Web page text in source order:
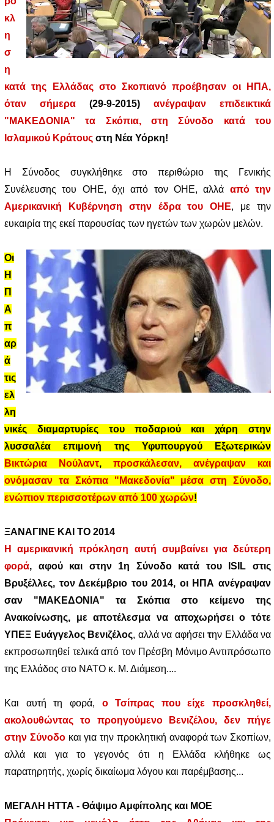
κλ
η
σ
η
κατά της Ελλάδας στο Σκοπιανό προέβησαν οι ΗΠΑ,
όταν σήμερα (29-9-2015) ανέγραψαν επιδεικτικά
"ΜΑΚΕΔΟΝΙΑ" τα Σκόπια, στη Σύνοδο κατά του
Ισλαμικού Κράτους στη Νέα Υόρκη!
Η Σύνοδος συγκλήθηκε στο περιθώριο της Γενικής
Συνέλευσης του ΟΗΕ, όχι από τον ΟΗΕ, αλλά από την
Αμερικανική Κυβέρνηση στην έδρα του ΟΗΕ, με την
ευκαιρία της εκεί παρουσίας των ηγετών των χωρών μελών.
Οι
Η
Π
Α
π
αρ
ά
τις
ελ
λη
νικές διαμαρτυρίες του ποδαριού και χάρη στην
λυσσαλέα επιμονή της Υφυπουργού Εξωτερικών
Βικτώρια Νούλαντ, προσκάλεσαν, ανέγραψαν και
ονόμασαν τα Σκόπια "Μακεδονία" μέσα στη Σύνοδο,
ενώπιον περισσοτέρων από 100 χωρών!
ΞΑΝΑΓΙΝΕ ΚΑΙ ΤΟ 2014
Η αμερικανική πρόκληση αυτή συμβαίνει για δεύτερη
φορά, αφού και στην 1η Σύνοδο κατά του ISIL στις
Βρυξέλλες, τον Δεκέμβριο του 2014, οι ΗΠΑ ανέγραψαν
σαν "ΜΑΚΕΔΟΝΙΑ" τα Σκόπια στο κείμενο της
Ανακοίνωσης, με αποτέλεσμα να αποχωρήσει ο τότε
ΥΠΕΞ Ευάγγελος Βενιζέλος, αλλά να αφήσει την Ελλάδα να
εκπροσωπηθεί τελικά από τον Πρέσβη Μόνιμο Αντιπρόσωπο
της Ελλάδος στο ΝΑΤΟ κ. Μ. Διάμεση....
Και αυτή τη φορά, ο Τσίπρας που είχε προσκληθεί,
ακολουθώντας το προηγούμενο Βενιζέλου, δεν πήγε
στην Σύνοδο και για την προκλητική αναφορά των Σκοπίων,
αλλά και για το γεγονός ότι η Ελλάδα κλήθηκε ως
παρατηρητής, χωρίς δικαίωμα λόγου και παρέμβασης...
ΜΕΓΑΛΗ ΗΤΤΑ - Θάψιμο Αμφίπολης και ΜΟΕ